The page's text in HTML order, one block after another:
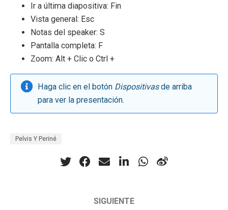
Ir a última diapositiva: Fin
Vista general: Esc
Notas del speaker: S
Pantalla completa: F
Zoom: Alt + Clic o Ctrl +
Haga clic en el botón Dispositivasde arriba
para ver la presentación.
Pelvis Y Periné
SIGUIENTE